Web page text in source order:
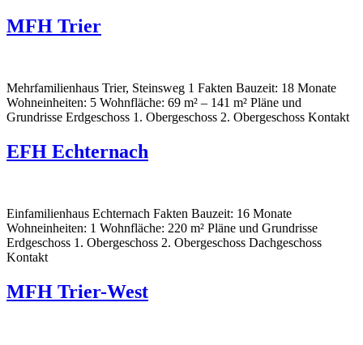
MFH Trier
Mehrfamilienhaus Trier, Steinsweg 1 Fakten Bauzeit: 18 Monate
Wohneinheiten: 5 Wohnfläche: 69 m² – 141 m² Pläne und
Grundrisse Erdgeschoss 1. Obergeschoss 2. Obergeschoss Kontakt
EFH Echternach
Einfamilienhaus Echternach Fakten Bauzeit: 16 Monate
Wohneinheiten: 1 Wohnfläche: 220 m² Pläne und Grundrisse
Erdgeschoss 1. Obergeschoss 2. Obergeschoss Dachgeschoss
Kontakt
MFH Trier-West